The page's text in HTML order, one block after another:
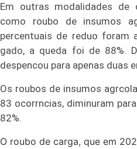
Em outras modalidades
como roubo de insumos
percentuais de reduo foram
gado, a queda foi de 88%.
despencou para apenas duas
Os roubos de insumos
83 ocorrncias, diminuram
82%.
O roubo de carga, que em